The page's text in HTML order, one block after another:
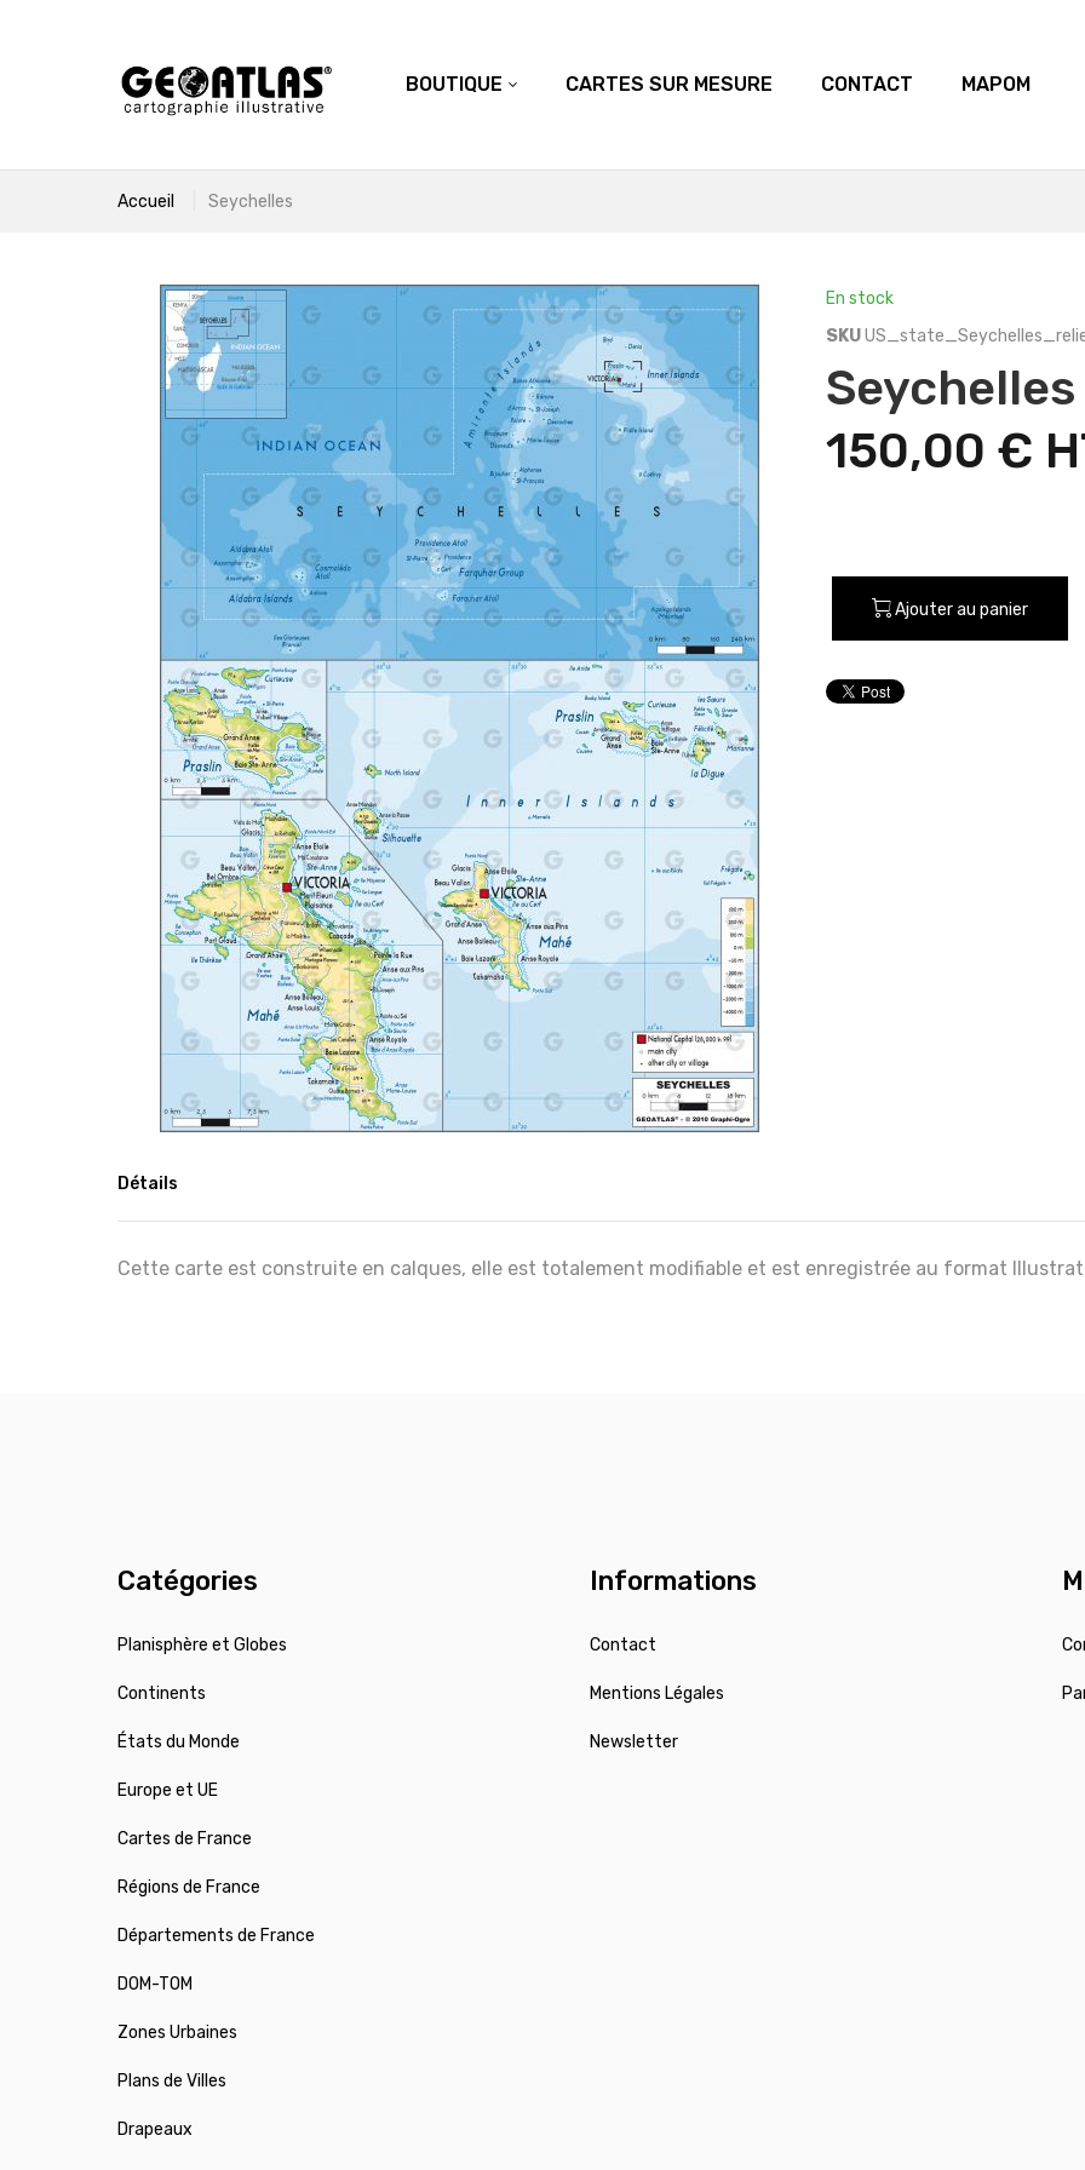
BOUTIQUE CARTES SUR MESURE CONTACT MAPOM
Accueil Seychelles
En stock
SKU
Seychelles
150,00 €
Ajouter au panier
Détails
Cette carte est construite en calques, elle est totalement modifiable et est enregistrée au format
Catégories
Planisphère et Globes
Continents
États du Monde
Europe et UE
Cartes de France
Régions de France
Départements de France
DOM-TOM
Zones Urbaines
Plans de Villes
Drapeaux
Informations
Contact
Mentions Légales
Newsletter